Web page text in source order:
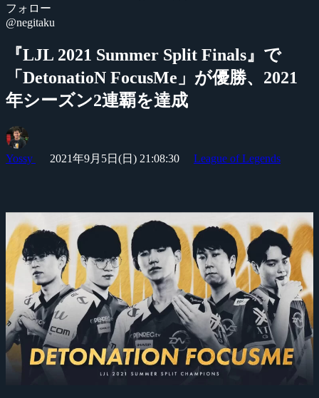
フォロー
@negitaku
『LJL 2021 Summer Split Finals』で
「DetonatioN FocusMe」が優勝、2021
年シーズン2連覇を達成
Yossy 2021年9月5日(日) 21:08:30 League of Legends